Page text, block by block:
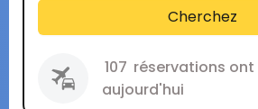
Cherchez
107 réservations
aujourd'hui